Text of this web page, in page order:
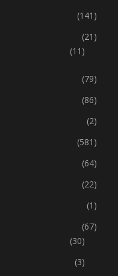
(141)
(21)
(11)
(79)
(86)
(2)
(581)
(64)
(22)
(1)
(67)
(30)
(3)